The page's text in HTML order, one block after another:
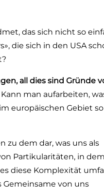
das sich nicht so
die sich in den USA
all dies sind Gründe
man aufarbeiten,
europäischen Gebiet so
zu dem dar, was uns als
Partikularitäten, in dem
diese Komplexität
Gemeinsame von uns